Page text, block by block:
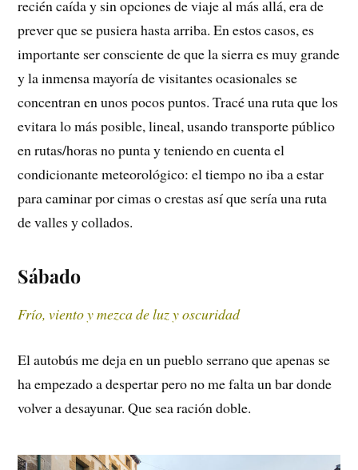
recién caída y sin opciones de viaje al más allá, era de
prever que se pusiera hasta arriba. En estos casos, es
importante ser consciente de que la sierra es muy grande
y la inmensa mayoría de visitantes ocasionales se
concentran en unos pocos puntos. Tracé una ruta que los
evitara lo más posible, lineal, usando transporte público
en rutas/horas no punta y teniendo en cuenta el
condicionante meteorológico: el tiempo no iba a estar
para caminar por cimas o crestas así que sería una ruta
de valles y collados.
Sábado
Frío, viento y mezca de luz y oscuridad
El autobús me deja en un pueblo serrano que apenas se
ha empezado a despertar pero no me falta un bar donde
volver a desayunar. Que sea ración doble.